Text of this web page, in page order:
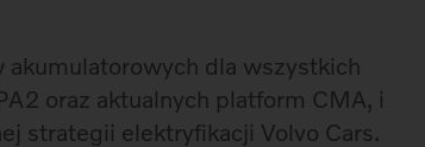
akumulatorowych dla wszystkich
oraz aktualnych platform CMA, i
strategii elektryfikacji Volvo Cars.